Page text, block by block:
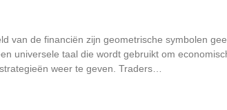
van de financiën zijn geometrische symbolen
universele taal die wordt gebruikt om
weer te geven. Traders…